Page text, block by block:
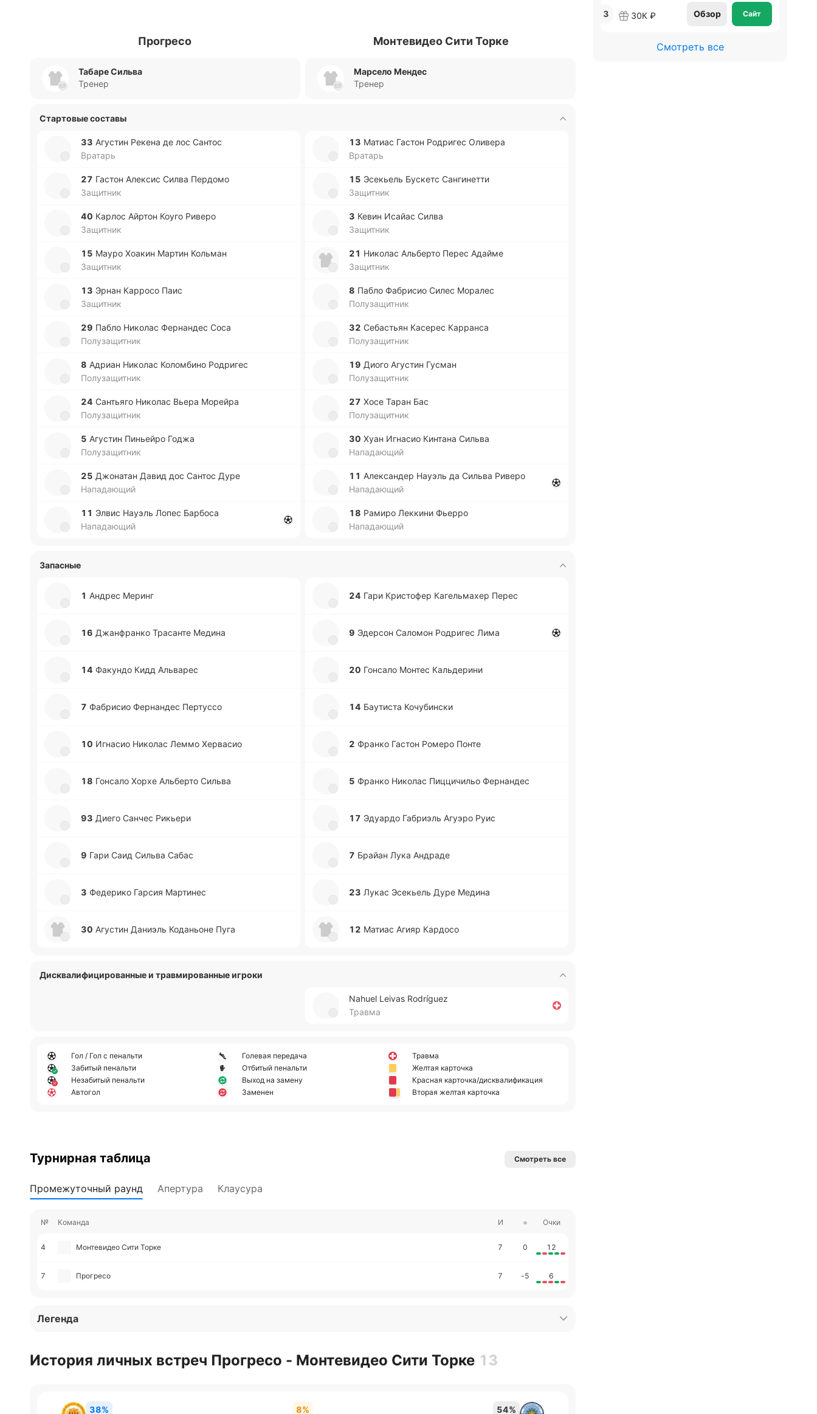
Прогресо Монтевидео Сити Торке
Табаре Сильва
Тренер
Марсело Мендес
Тренер
Стартовые составы
33 Агу­стин Рекена де лос Сантос
Вратарь
27 Гастон Але­ксис Силва Пе­рдо­мо
Защитник
40 Карлос Айртон Коуго Риверо
Защитник
15 Мауро Хоакин Мартин Ко­льман
Защитник
13 Эрнан Ка­рро­со Паис
Защитник
29 Пабло Ни­ко­лас Фе­рна­ндес Соса
Полузащитник
8 Адриан Ни­ко­лас Ко­ло­мби­но Ро­дри­гес
Полузащитник
24 Са­нтья­го Ни­ко­лас Вьера Мо­рей­ра
Полузащитник
5 Агу­стин Пи­ньей­ро Годжа
Полузащитник
25 Джо­на­тан Давид дос Сантос Дуре
Нападающий
11 Элвис Науэль Лопес Ба­рбо­са
Нападающий
13 Матиас Гастон Ро­дри­гес Оли­ве­ра
Вратарь
15 Эсе­кьель Бу­скетс Са­нги­не­тти
Защитник
3 Кевин Исайас Силва
Защитник
21 Ни­ко­лас Альбе­рто Перес Адайме
Защитник
8 Пабло Фа­бри­сио Силес Мо­ра­лес
Полузащитник
32 Се­ба­стьян Ка­се­рес Ка­рра­нса
Полузащитник
19 Диого Агу­стин Гусман
Полузащитник
27 Хосе Таран Бас
Полузащитник
30 Хуан Игна­сио Ки­нта­на Сильва
Нападающий
11 Але­кса­ндер Науэль да Сильва Риверо
Нападающий
18 Рамиро Ле­кки­ни Фьерро
Нападающий
Запасные
1 Андрес Меринг
16 Джа­нфра­нко Тра­са­нте Медина
14 Фа­ку­ндо Кидд Альва­рес
7 Фа­бри­сио Фе­рна­ндес Пе­рту­ссо
10 Игна­сио Ни­ко­лас Леммо Хе­рва­сио
18 Го­нса­ло Хорхе Альбе­рто Сильва
93 Диего Санчес Ри­кье­ри
9 Гари Саид Сильва Сабас
3 Фе­де­ри­ко Гарсия Ма­рти­нес
30 Агу­стин Да­ниэль Ко­да­ньо­не Пуга
24 Гари Кри­сто­фер Ка­ге­льма­хер Перес
9 Эде­рсон Са­ло­мон Ро­дри­гес Лима
20 Го­нса­ло Монтес Ка­льде­ри­ни
14 Бау­ти­ста Ко­чу­би­нски
2 Франко Гастон Ромеро Понте
5 Франко Ни­ко­лас Пи­цци­чи­льо Фе­рна­ндес
17 Эдуа­рдо Га­бриэль Агуэро Руис
7 Брайан Лука Андра­де
23 Лукас Эсе­кьель Дуре Медина
12 Матиас Агияр Ка­рдо­со
Дисквалифицированные и травмированные игроки
Nahuel Leivas Rodríguez
Травма
Гол / Гол с пенальти
Забитый пенальти
Незабитый пенальти
Автогол
Голевая передача
Отбитый пенальти
Выход на замену
Заменен
Травма
Желтая карточка
Красная карточка/дисквалификация
Вторая желтая карточка
Турнирная таблица Смотреть все
Промежуточный раунд Апертура Клаусура
№ Команда И = Очки
4 Монтевидео Сити Торке 7 0 12
7 Прогресо 7 -5 6
Легенда
История личных встреч Прогресо - Монтевидео Сити Торке 13
38% 8% 54%
3 30К ₽ Обзор Сайт
Смотреть все